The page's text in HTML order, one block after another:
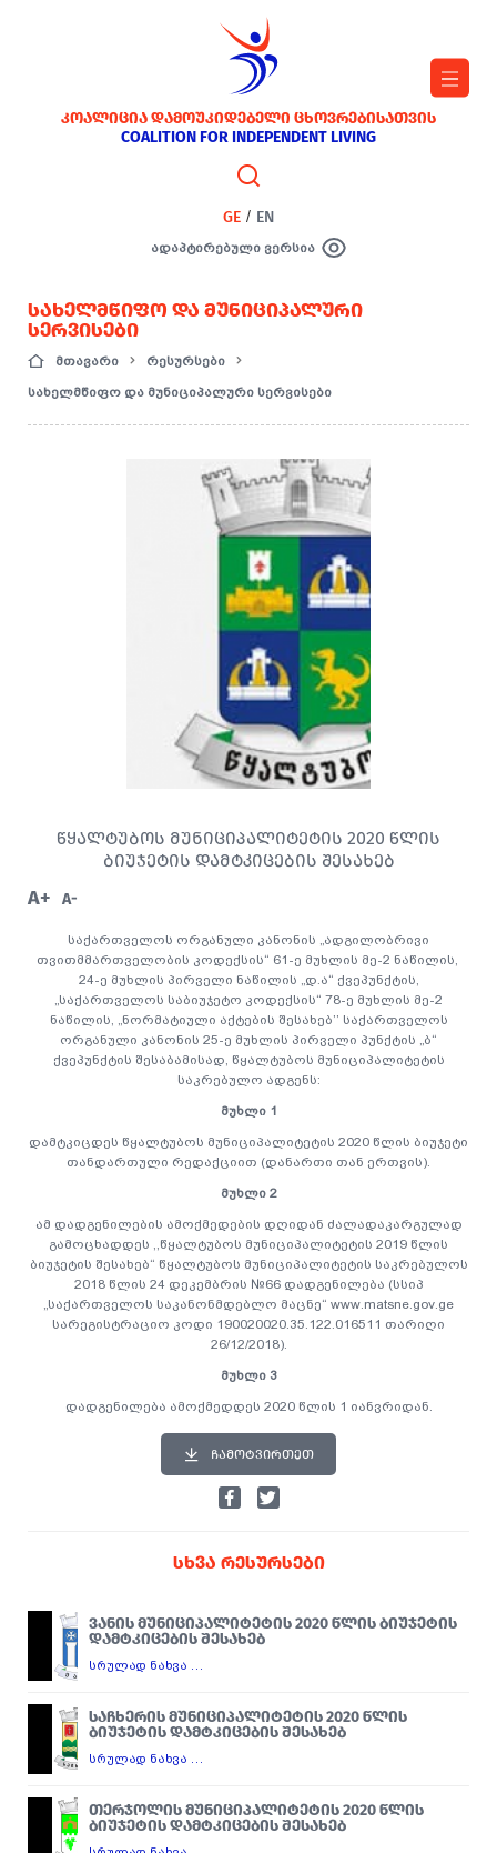
ᲙᲝᲐᲚᲘᲪᲘᲐ ᲓᲐᲛᲝᲣᲙᲘᲓᲔᲑᲔᲚᲘ ᲪᲮᲝᲕᲠᲔᲑᲘᲡᲐᲗᲕᲘᲡ
COALITION FOR INDEPENDENT LIVING
GE / EN
ადაპტირებული ვერსია
ᲡᲐᲮᲔᲚᲛᲬᲘᲤᲝ ᲓᲐ ᲛᲣᲜᲘᲪᲘᲞᲐᲚᲣᲠᲘ
ᲡᲔᲠᲕᲘᲡᲔᲑᲘ
მთავარი
რესურსები
სახელმწიფო და მუნიციპალური სერვისები
ᲬᲧᲐᲚᲢᲣᲑᲝᲡ ᲛᲣᲜᲘᲪᲘᲞᲐᲚᲘᲢᲔᲢᲘᲡ 2020 ᲬᲚᲘᲡ
ᲑᲘᲣᲯᲔᲢᲘᲡ ᲓᲐᲛᲢᲙᲘᲪᲔᲑᲘᲡ ᲨᲔᲡᲐᲮᲔᲑ
A+ A-
საქართველოს ორგანული კანონის „ადგილობრივი
თვითმმართველობის კოდექსის“ 61-ე მუხლის მე-2 ნაწილის,
24-ე მუხლის პირველი ნაწილის „დ.ა“ ქვეპუნქტის,
„საქართველოს საბიუჯეტო კოდექსის“ 78-ე მუხლის მე-2
ნაწილის, „ნორმატიული აქტების შესახებ’’ საქართველოს
ორგანული კანონის 25-ე მუხლის პირველი პუნქტის „ბ“
ქვეპუნქტის შესაბამისად, წყალტუბოს მუნიციპალიტეტის
საკრებულო ადგენს:
მუხლი 1
დამტკიცდეს წყალტუბოს მუნიციპალიტეტის 2020 წლის ბიუჯეტი
თანდართული რედაქციით (დანართი თან ერთვის).
მუხლი 2
ამ დადგენილების ამოქმედების დღიდან ძალადაკარგულად
გამოცხადდეს ,,წყალტუბოს მუნიციპალიტეტის 2019 წლის
ბიუჯეტის შესახებ“ წყალტუბოს მუნიციპალიტეტის საკრებულოს
2018 წლის 24 დეკემბრის №66 დადგენილება (სსიპ
„საქართველოს საკანონმდებლო მაცნე“ www.matsne.gov.ge
სარეგისტრაციო კოდი 190020020.35.122.016511 თარიღი
26/12/2018).
მუხლი 3
დადგენილება ამოქმედდეს 2020 წლის 1 იანვრიდან.
ᲩᲐᲛᲝᲢᲕᲘᲠᲗᲔᲗ
ᲡᲮᲕᲐ ᲠᲔᲡᲣᲠᲡᲔᲑᲘ
ᲕᲐᲜᲘᲡ ᲛᲣᲜᲘᲪᲘᲞᲐᲚᲘᲢᲔᲢᲘᲡ 2020 ᲬᲚᲘᲡ ᲑᲘᲣᲯᲔᲢᲘᲡ
ᲓᲐᲛᲢᲙᲘᲪᲔᲑᲘᲡ ᲨᲔᲡᲐᲮᲔᲑ
სრულად ნახვა …
ᲡᲐᲩᲮᲔᲠᲘᲡ ᲛᲣᲜᲘᲪᲘᲞᲐᲚᲘᲢᲔᲢᲘᲡ 2020 ᲬᲚᲘᲡ
ᲑᲘᲣᲯᲔᲢᲘᲡ ᲓᲐᲛᲢᲙᲘᲪᲔᲑᲘᲡ ᲨᲔᲡᲐᲮᲔᲑ
სრულად ნახვა …
ᲗᲔᲠᲯᲝᲚᲘᲡ ᲛᲣᲜᲘᲪᲘᲞᲐᲚᲘᲢᲔᲢᲘᲡ 2020 ᲬᲚᲘᲡ
ᲑᲘᲣᲯᲔᲢᲘᲡ ᲓᲐᲛᲢᲙᲘᲪᲔᲑᲘᲡ ᲨᲔᲡᲐᲮᲔᲑ